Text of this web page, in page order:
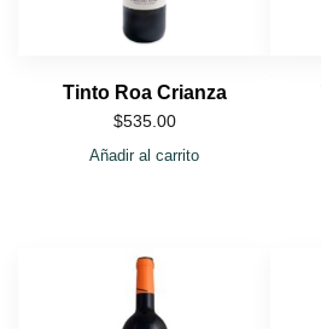
Tinto Roa Crianza
$535.00
Añadir al carrito